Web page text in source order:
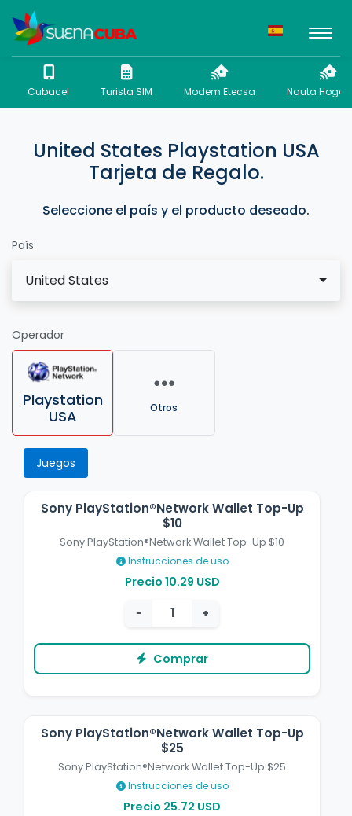
Cubacel Turista SIM Modem Etecsa Nauta Hogar
United States Playstation USA
Tarjeta de Regalo.
Seleccione el país y el producto deseado.
País
United States
Operador
Playstation
USA
Otros
Juegos
Sony PlayStation®Network Wallet Top-Up
$10
Sony PlayStation®Network Wallet Top-Up $10
Instrucciones de uso
Precio 10.29 USD
−
+
Comprar
Sony PlayStation®Network Wallet Top-Up
$25
Sony PlayStation®Network Wallet Top-Up $25
Instrucciones de uso
Precio 25.72 USD